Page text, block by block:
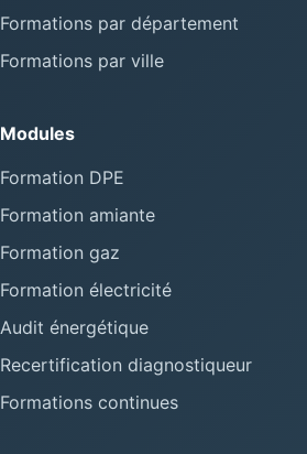
Formations par département
Formations par ville
Modules
Formation DPE
Formation amiante
Formation gaz
Formation électricité
Audit énergétique
Recertification diagnostiqueur
Formations continues